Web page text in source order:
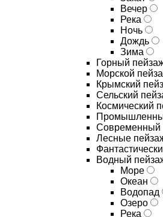
Вечер
Река
Ночь
Дождь
Зима
Горный
Морской
Крымский
Сельский
Космический
Современный
Лесные
Водный
Море
Океан
Водопад
Озеро
Река